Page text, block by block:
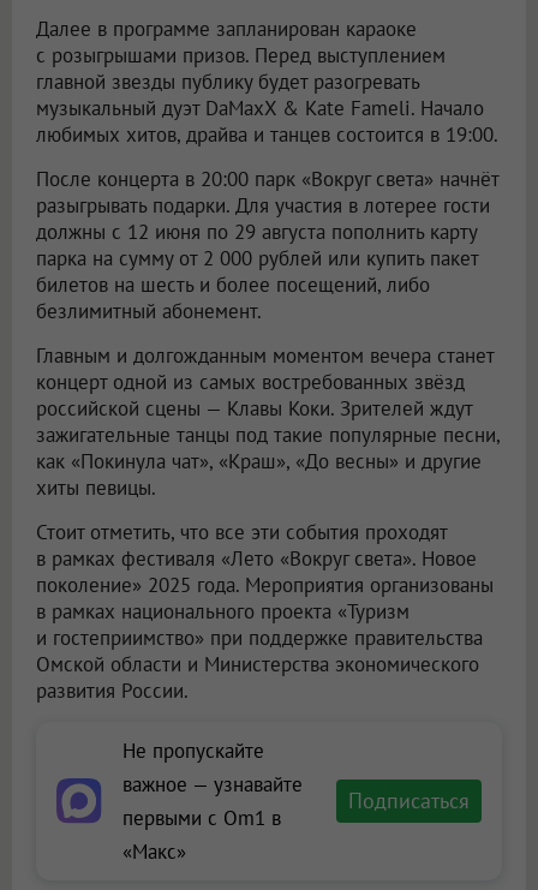
Далее в программе запланирован караоке
с розыгрышами призов. Перед выступлением
главной звезды публику будет разогревать
музыкальный дуэт DaMaxX & Kate Fameli. Начало
любимых хитов, драйва и танцев состоится в 19:00.
После концерта в 20:00 парк «Вокруг света» начнёт
разыгрывать подарки. Для участия в лотерее гости
должны с 12 июня по 29 августа пополнить карту
парка на сумму от 2 000 рублей или купить пакет
билетов на шесть и более посещений, либо
безлимитный абонемент.
Главным и долгожданным моментом вечера станет
концерт одной из самых востребованных звёзд
российской сцены — Клавы Коки. Зрителей ждут
зажигательные танцы под такие популярные песни,
как «Покинула чат», «Краш», «До весны» и другие
хиты певицы.
Стоит отметить, что все эти события проходят
в рамках фестиваля «Лето «Вокруг света». Новое
поколение» 2025 года. Мероприятия организованы
в рамках национального проекта «Туризм
и гостеприимство» при поддержке правительства
Омской области и Министерства экономического
развития России.
Не пропускайте
важное — узнавайте
первыми с Om1 в
«Макс»
Подписаться